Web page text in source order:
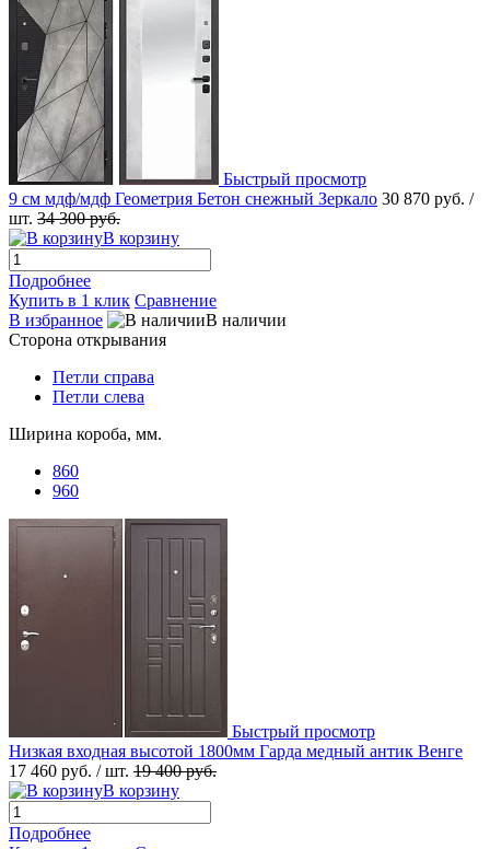
Быстрый просмотр
9 см мдф/мдф Геометрия Бетон снежный Зеркало 30 870 руб. /
шт. 34 300 руб.
В корзину
Подробнее
Купить в 1 клик Сравнение
В избранное
В наличии
Сторона открывания
Петли справа
Петли слева
Ширина короба, мм.
860
960
Быстрый просмотр
Низкая входная высотой 1800мм Гарда медный антик Венге
17 460 руб. / шт. 19 400 руб.
В корзину
Подробнее